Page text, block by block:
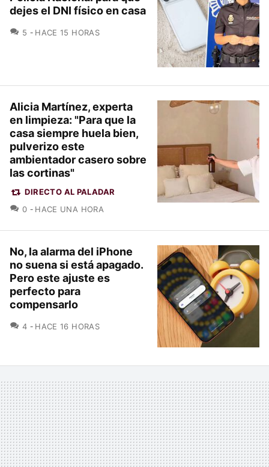
dejes el DNI físico en casa
5 COMENTARIOS
HACE 15 HORAS
Alicia Martínez, experta
en limpieza: "Para que la
casa siempre huela bien,
pulverizo este
ambientador casero sobre
las cortinas"
DIRECTO AL PALADAR
0 COMENTARIOS
HACE UNA HORA
No, la alarma del iPhone
no suena si está apagado.
Pero este ajuste es
perfecto para
compensarlo
4 COMENTARIOS
HACE 16 HORAS